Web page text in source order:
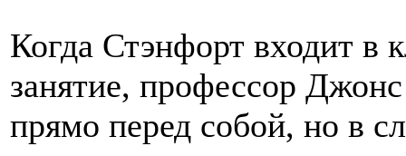
Когда Стэнфорт входит в
занятие, профессор
прямо перед собой, но в